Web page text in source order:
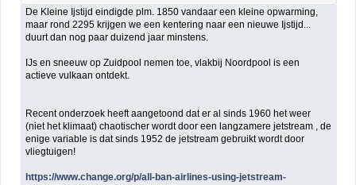
(NGO) en geldbeluste politici
De Kleine Ijstijd eindigde plm. 1850 vandaar een kleine opwarming,
maar rond 2295 krijgen we een kentering naar een nieuwe Ijstijd...
duurt dan nog paar duizend jaar minstens.
IJs en sneeuw op Zuidpool nemen toe, vlakbij Noordpool is een
actieve vulkaan ontdekt.
Recent onderzoek heeft aangetoond dat er al sinds 1960 het weer
(niet het klimaat) chaotischer wordt door een langzamere jetstream , de
enige variable is dat sinds 1952 de jetstream gebruikt wordt door
vliegtuigen!
https://www.change.org/p/all-ban-airlines-using-jetstream-